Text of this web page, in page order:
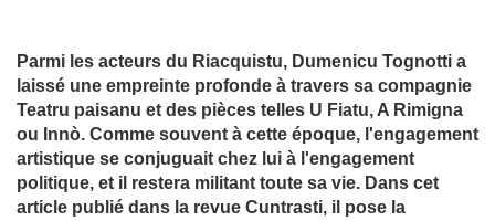
Parmi les acteurs du Riacquistu, Dumenicu Tognotti a
laissé une empreinte profonde à travers sa compagnie
Teatru paisanu et des pièces telles U Fiatu, A Rimigna
ou Innò. Comme souvent à cette époque, l'engagement
artistique se conjuguait chez lui à l'engagement
politique, et il restera militant toute sa vie. Dans cet
article publié dans la revue Cuntrasti, il pose la